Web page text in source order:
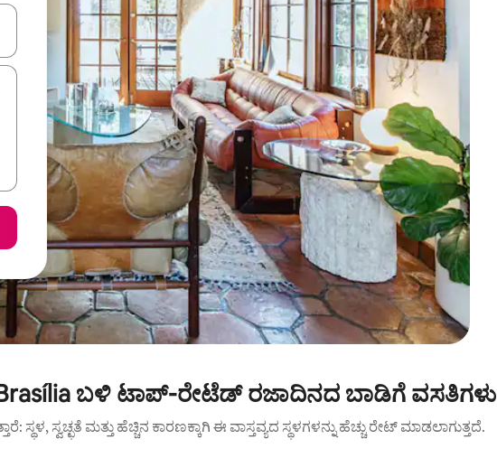
ನ್ಯಾವಿಗೇಟ್ ಮಾಡಿ ಅಥವಾ ಸ್ಪರ್ಶ ಅಥವಾ ಸ್ವೈಪ್ ಗೆಸ್ಚರ್‌ಗಳ ಮೂಲಕ ಅನ್ವೇಷಿಸಿ.
ಬಳಿ ಟಾಪ್-ರೇಟೆಡ್ ರಜಾದಿನದ ಬಾಡಿಗೆ ವಸತಿಗಳು
ಸ್ಥಳ, ಸ್ವಚ್ಛತೆ ಮತ್ತು ಹೆಚ್ಚಿನ ಕಾರಣಕ್ಕಾಗಿ ಈ ವಾಸ್ತವ್ಯದ ಸ್ಥಳಗಳನ್ನು ಹೆಚ್ಚು ರೇಟ್ ಮಾಡಲಾಗುತ್ತದೆ.